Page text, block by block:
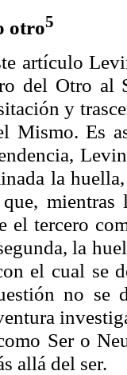
otro5
artículo
del Otro al
y
Mismo. Es
la
el tercero
la
el cual se
no se
Ser o
allá del ser.